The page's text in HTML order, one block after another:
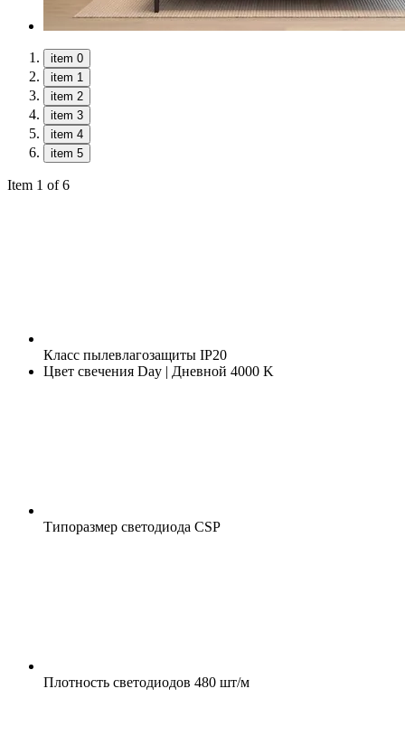
item 0
item 1
item 2
item 3
item 4
item 5
Item 1 of 6
Класс пылевлагозащиты IP20
Цвет свечения Day | Дневной 4000 K
Типоразмер светодиода CSP
Плотность светодиодов 480 шт/м